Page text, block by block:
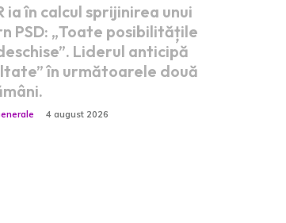
ia în calcul sprijinirea unui
PSD: „Toate posibilitățile
Liderul anticipă
în următoarele două
4 august 2026